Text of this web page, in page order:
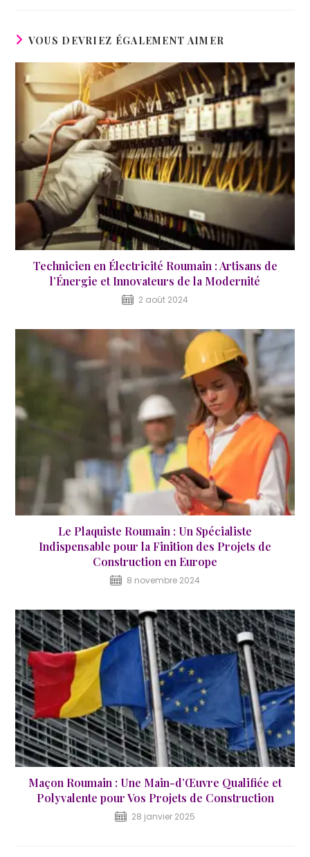
VOUS DEVRIEZ ÉGALEMENT AIMER
Technicien en Électricité Roumain : Artisans de
l’Énergie et Innovateurs de la Modernité
2 août 2024
Le Plaquiste Roumain : Un Spécialiste
Indispensable pour la Finition des Projets de
Construction en Europe
8 novembre 2024
Maçon Roumain : Une Main-d’Œuvre Qualifiée et
Polyvalente pour Vos Projets de Construction
28 janvier 2025